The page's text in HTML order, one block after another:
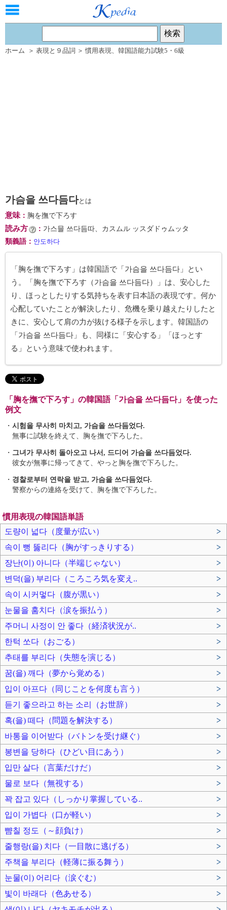
ホーム ＞ 表現と９品詞 ＞ 慣用表現、 韓国語能力試験5・6級
가슴을 쓰다듬다とは
意味： 胸を撫で下ろす
読み方 ： 가스믈 쓰다듬따、カスムル ッスダドゥムッタ
類義語 ： 안도하다
「胸を撫で下ろす」は韓国語で「가슴을 쓰다듬다」とい
う。「胸を撫で下ろす（가슴을 쓰다듬다）」は、安心した
り、ほっとしたりする気持ちを表す日本語の表現です。何か
心配していたことが解決したり、危機を乗り越えたりしたと
きに、安心して肩の力が抜ける様子を示します。韓国語の
「가슴을 쓰다듬다」も、同様に「安心する」「ほっとす
る」という意味で使われます。
「胸を撫で下ろす」の韓国語「가슴을 쓰다듬다」を使った
例文
・ 시험을 무사히 마치고, 가슴을 쓰다듬었다.
無事に試験を終えて、胸を撫で下ろした。
・ 그녀가 무사히 돌아오고 나서, 드디어 가슴을 쓰다듬었다.
彼女が無事に帰ってきて、やっと胸を撫で下ろした。
・ 경찰로부터 연락을 받고, 가슴을 쓰다듬었다.
警察からの連絡を受けて、胸を撫で下ろした。
慣用表現の韓国語単語
도량이 넓다（度量が広い）
>
속이 뻥 뚫리다（胸がすっきりする）
>
장난(이) 아니다（半端じゃない）
>
변덕(을) 부리다（ころころ気を変え..
>
속이 시커멓다（腹が黒い）
>
눈물을 훔치다（涙を振払う）
>
주머니 사정이 안 좋다（経済状況が..
>
한턱 쏘다（おごる）
>
추태를 부리다（失態を演じる）
>
꿈(을) 깨다（夢から覚める）
>
입이 아프다（同じことを何度も言う）
>
듣기 좋으라고 하는 소리（お世辞）
>
혹(을) 떼다（問題を解決する）
>
바통을 이어받다（バトンを受け継ぐ）
>
봉변을 당하다（ひどい目にあう）
>
입만 살다（言葉だけだ）
>
물로 보다（無視する）
>
꽉 잡고 있다（しっかり掌握している..
>
입이 가볍다（口が軽い）
>
뺨칠 정도（～顔負け）
>
줄행랑(을) 치다（一目散に逃げる）
>
주책을 부리다（軽薄に振る舞う）
>
눈물(이) 어리다（涙ぐむ）
>
빛이 바래다（色あせる）
>